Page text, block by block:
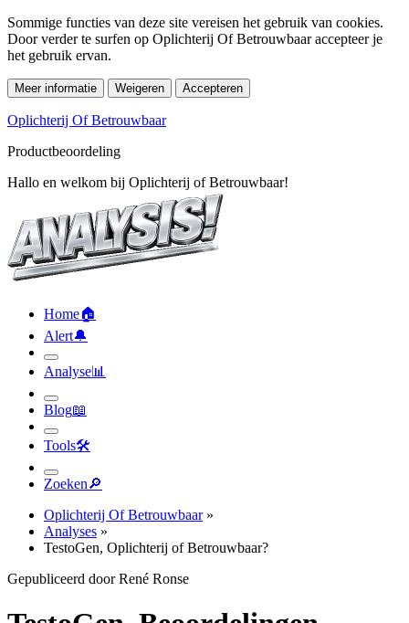
Sommige functies van deze site vereisen het gebruik van cookies.
Door verder te surfen op Oplichterij Of Betrouwbaar accepteer je
het gebruik ervan.
Meer informatie Weigeren Accepteren
Oplichterij Of Betrouwbaar
Productbeoordeling
Hallo en welkom bij Oplichterij of Betrouwbaar!
Home🏠︎
Alert🔔︎
Analyse📊︎
Blog📖︎
Tools🛠︎
Zoeken🔎︎
Oplichterij Of Betrouwbaar»
Analyses »
TestoGen, Oplichterij of Betrouwbaar?
Gepubliceerd door René Ronse